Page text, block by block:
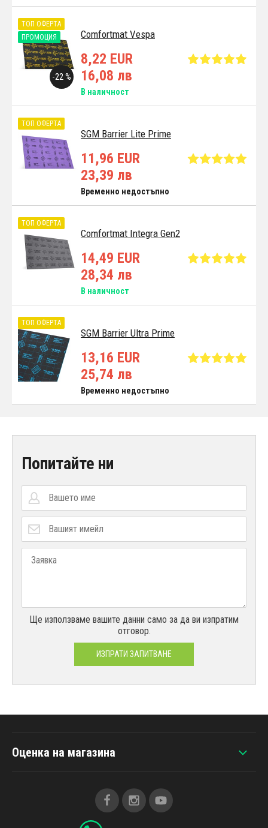
Comfortmat Vespa
-22 %
ТОП ОФЕРТА
ПРОМОЦИЯ
8,22 EUR
16,08 лв
В наличност
SGM Barrier Lite Prime
ТОП ОФЕРТА
11,96 EUR
23,39 лв
Временно недостъпно
Comfortmat Integra Gen2
ТОП ОФЕРТА
14,49 EUR
28,34 лв
В наличност
SGM Barrier Ultra Prime
ТОП ОФЕРТА
13,16 EUR
25,74 лв
Временно недостъпно
Попитайте ни
Ще използваме вашите данни само за да ви изпратим
отговор.
ИЗПРАТИ ЗАПИТВАНЕ
Оценка на магазина